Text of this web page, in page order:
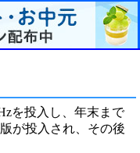
を投入し、年末まで
が投入され、その後